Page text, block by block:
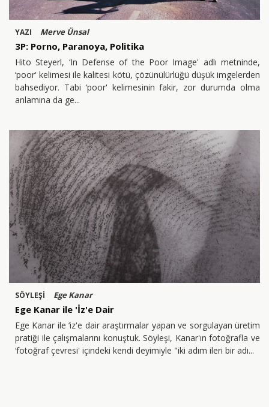
YAZI Merve Ünsal
3P: Porno, Paranoya, Politika
Hito Steyerl, ‘In Defense of the Poor Image' adlı metninde,
‘poor' kelimesi ile kalitesi kötü, çözünülürlüğü düşük imgelerden
bahsediyor. Tabi ‘poor' kelimesinin fakir, zor durumda olma
anlamına da ge
SÖYLEŞİ Ege Kanar
Ege Kanar ile 'İz'e Dair
Ege Kanar ile ‘iz'e dair araştırmalar yapan ve sorgulayan üretim
pratiği ile çalışmalarını konuştuk. Söyleşi, Kanar'ın fotoğrafla ve
‘fotoğraf çevresi' içindeki kendi deyimiyle "iki adım ileri bir adı